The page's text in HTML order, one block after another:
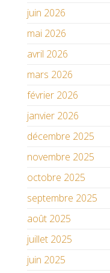
juin 2026
mai 2026
avril 2026
mars 2026
février 2026
janvier 2026
décembre 2025
novembre 2025
octobre 2025
septembre 2025
août 2025
juillet 2025
juin 2025